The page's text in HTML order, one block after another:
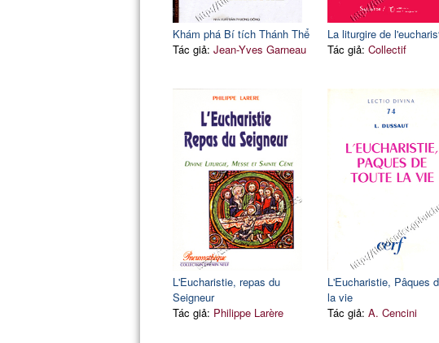
Khám phá Bí tích Thánh Thể
Tác giả: Jean-Yves Garneau
La liturgire de
Tác giả: Collectif
L'Eucharistie, repas du
Seigneur
Tác giả: Philippe Larère
L'Eucharistie, Pâques
la vie
Tác giả: A. Cencini